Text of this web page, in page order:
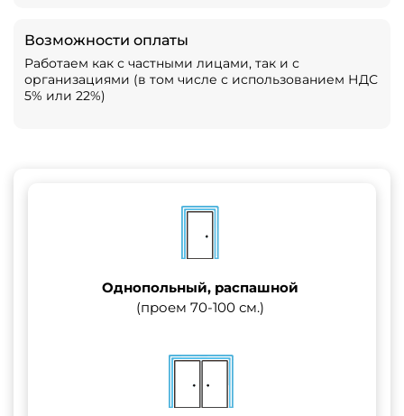
Возможности оплаты
Работаем как с частными лицами, так и с
организациями (в том числе с использованием НДС
5% или 22%)
Однопольный, распашной
(проем 70-100 см.)